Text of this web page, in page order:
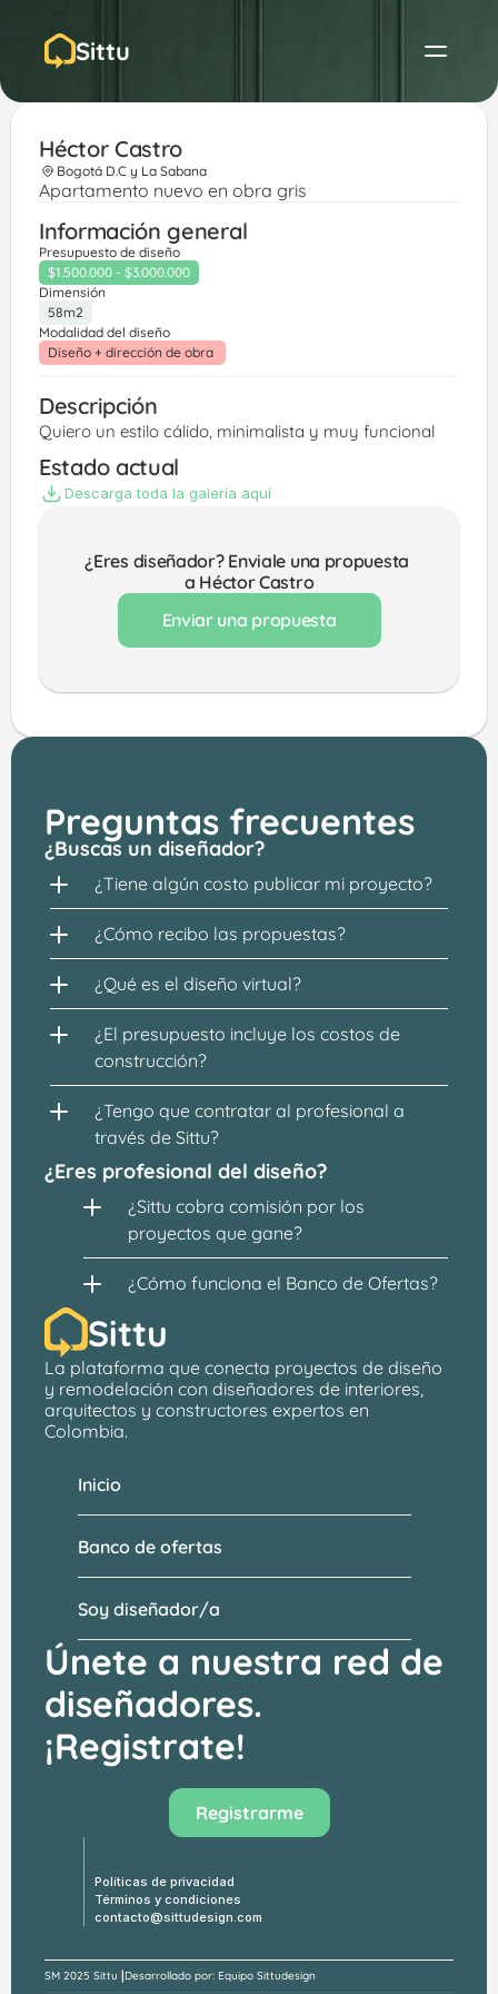
Sittu
Héctor Castro
Bogotá D.C y La Sabana
Apartamento nuevo en obra gris
Información general
Presupuesto de diseño
$1.500.000 - $3.000.000
Dimensión
58m2
Modalidad del diseño
Diseño + dirección de obra
Descripción
Quiero un estilo cálido, minimalista y muy funcional
Estado actual
Descarga toda la galería aquí
¿Eres diseñador? Enviale una propuesta
a Héctor Castro
Enviar una propuesta
Preguntas frecuentes
¿Buscas un diseñador?
¿Tiene algún costo publicar mi proyecto?
¿Cómo recibo las propuestas?
¿Qué es el diseño virtual?
¿El presupuesto incluye los costos de
construcción?
¿Tengo que contratar al profesional a
través de Sittu?
¿Eres profesional del diseño?
¿Sittu cobra comisión por los
proyectos que gane?
¿Cómo funciona el Banco de Ofertas?
Sittu
La plataforma que conecta proyectos de diseño
y remodelación con diseñadores de interiores,
arquitectos y constructores expertos en
Colombia.
Banco de ofertas
Soy diseñador/a
Inicio
Únete a nuestra red de
diseñadores.
¡Registrate!
Registrarme
Políticas de privacidad
Términos y condiciones
contacto@sittudesign.com
SM 2025 Sittu |Desarrollado por: Equipo Sittudesign
¿Eres diseñador? Hazle una propuesta a
Enviar una propuesta